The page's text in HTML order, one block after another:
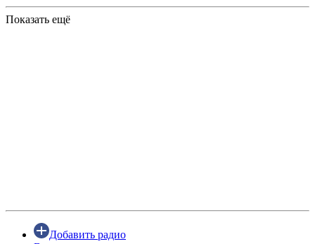
Показать ещё
Добавить радио